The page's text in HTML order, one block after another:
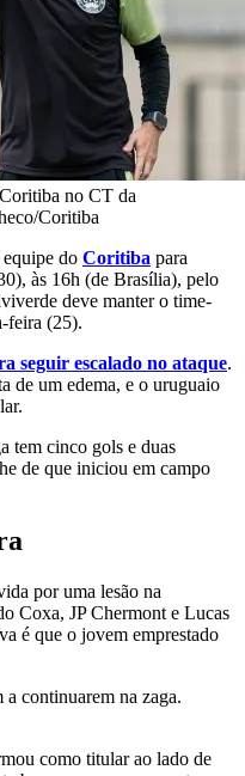
no CT da
Coritiba
do Coritiba para
às 16h (de Brasília), pelo
deve manter o time-
feira (25).
seguir escalado no ataque.
de um edema, e o uruguaio
tem cinco gols e duas
de que iniciou em campo
por uma lesão na
Coxa, JP Chermont e Lucas
é que o jovem emprestado
continuarem na zaga.
como titular ao lado de